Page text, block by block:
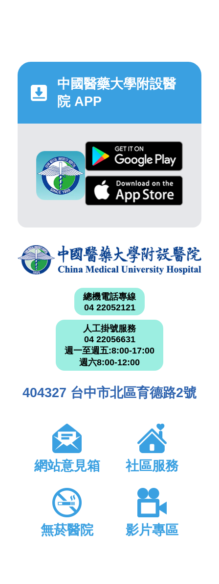
中國醫藥大學附設醫
院 APP
總機電話專線
04 22052121
人工掛號服務
04 22056631
週一至週五:8:00-17:00
週六8:00-12:00
404327 台中市北區育德路2號
網站意見箱 社區服務
無菸醫院 影片專區